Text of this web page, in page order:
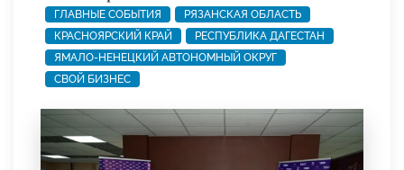
ГЛАВНЫЕ СОБЫТИЯ
РЯЗАНСКАЯ ОБЛАСТЬ
КРАСНОЯРСКИЙ КРАЙ
РЕСПУБЛИКА ДАГЕСТАН
ЯМАЛО-НЕНЕЦКИЙ АВТОНОМНЫЙ ОКРУГ
СВОЙ БИЗНЕС